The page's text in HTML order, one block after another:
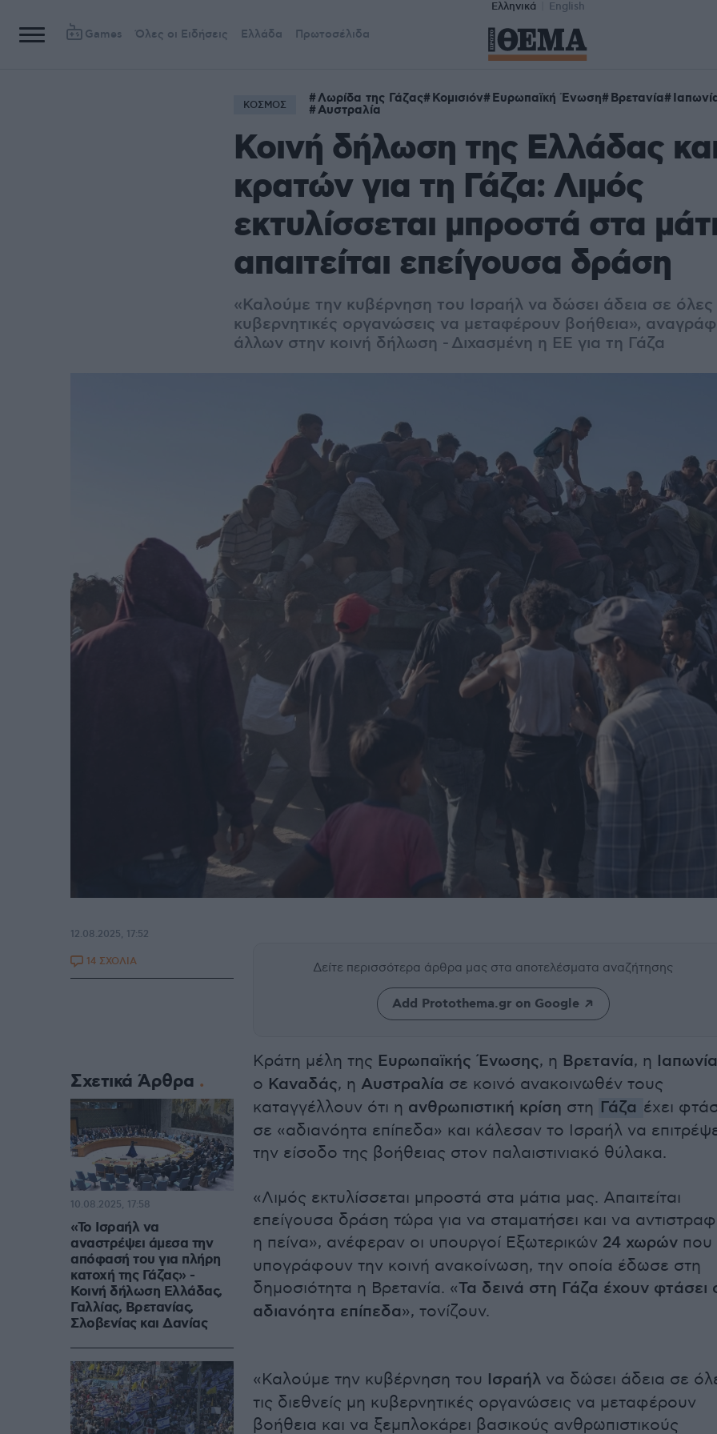
Ελληνικά English
Games Όλες οι Ειδήσεις Ελλάδα Πρωτοσέλιδα
ΚΟΣΜΟΣ Λωρίδα της Γάζας Κομισιόν Ευρωπαϊκή Ένωση Βρετανία
Αυστραλία
Κοινή δήλωση της Eλλάδας
κρατών για τη Γάζα: Λιμός
εκτυλίσσεται μπροστά στα
απαιτείται επείγουσα δράση
«Καλούμε την κυβέρνηση του Ισραήλ να δώσει άδεια σε όλες
κυβερνητικές οργανώσεις να μεταφέρουν βοήθεια»,
άλλων στην κοινή δήλωση - Διχασμένη η ΕΕ για τη Γάζα
Δείτε περισσότερα άρθρα μας στα αποτελέσματα αναζήτησης
Add Protothema.gr on Google
Κράτη μέλη της Ευρωπαϊκής Ένωσης, η Βρετανία, η Ιαπωνία
ο Καναδάς, η Αυστραλία σε κοινό ανακοινωθέν τους
καταγγέλλουν ότι η ανθρωπιστική κρίση στη Γάζα έχει
σε «αδιανόητα επίπεδα» και κάλεσαν το Ισραήλ να
την είσοδο της βοήθειας στον παλαιστινιακό θύλακα.
«Λιμός εκτυλίσσεται μπροστά στα μάτια μας. Απαιτείται
επείγουσα δράση τώρα για να σταματήσει και να
η πείνα», ανέφεραν οι υπουργοί Εξωτερικών 24 χωρών που
υπογράφουν την κοινή ανακοίνωση, την οποία έδωσε στη
δημοσιότητα η Βρετανία. «Τα δεινά στη Γάζα έχουν φτάσει
αδιανόητα επίπεδα», τονίζουν.
«Καλούμε την κυβέρνηση του Ισραήλ να δώσει άδεια σε
τις διεθνείς μη κυβερνητικές οργανώσεις να μεταφέρουν
βοήθεια και να ξεμπλοκάρει βασικούς ανθρωπιστικούς
12.08.2025, 17:52
14 ΣΧΟΛΙΑ
Σχετικά Άρθρα
«Το Ισραήλ να
αναστρέψει άμεσα την
απόφασή του για πλήρη
κατοχή της Γάζας» -
Κοινή δήλωση Eλλάδας,
Γαλλίας, Βρετανίας,
Σλοβενίας και Δανίας
10.08.2025, 17:58